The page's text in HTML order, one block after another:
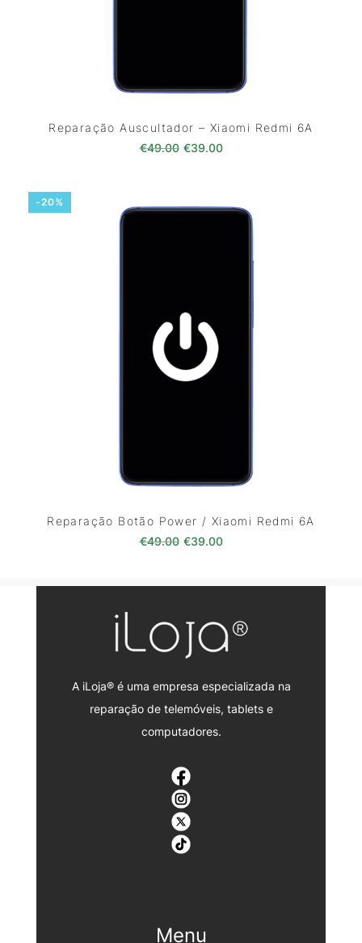
Reparação Auscultador – Xiaomi Redmi 6A
€49.00 O preço original era: €49.00.
€39.00O preço atual é:
-20%
Reparação Botão Power / Xiaomi Redmi 6A
€49.00 O preço original era: €49.00.
€39.00O preço atual é:
A iLoja® é uma empresa especializada na
reparação de telemóveis, tablets e
computadores.
Menu